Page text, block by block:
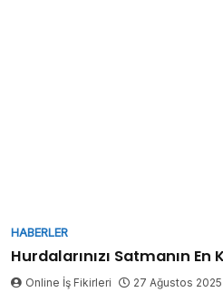
HABERLER
Hurdalarınızı Satmanın En
Online İş Fikirleri 27 Ağustos 2025